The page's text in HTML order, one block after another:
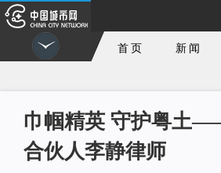
首页 新闻
巾帼精英 守护粤土
合伙人李静律师